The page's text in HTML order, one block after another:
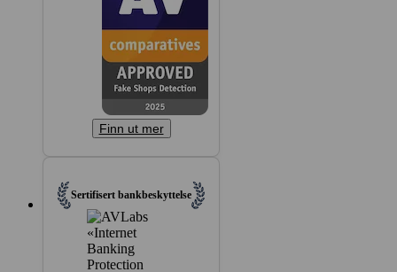
Finn ut mer
Sertifisert bank­beskyttelse